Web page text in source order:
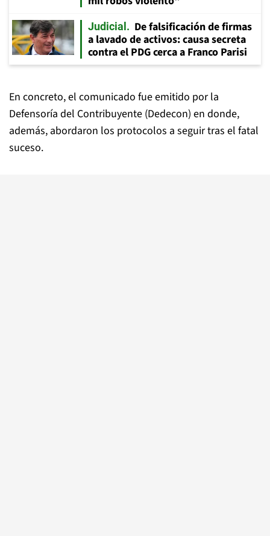
Judicial
De falsificación de firmas
a lavado de activos: causa secreta
contra el PDG cerca a Franco Parisi
En concreto, el comunicado fue emitido por la
Defensoría del Contribuyente (Dedecon) en donde,
además, abordaron los protocolos a seguir tras el fatal
suceso.